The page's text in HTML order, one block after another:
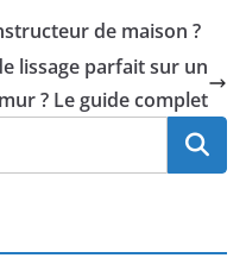
de maison ?
lissage parfait sur un
mur ? Le guide complet